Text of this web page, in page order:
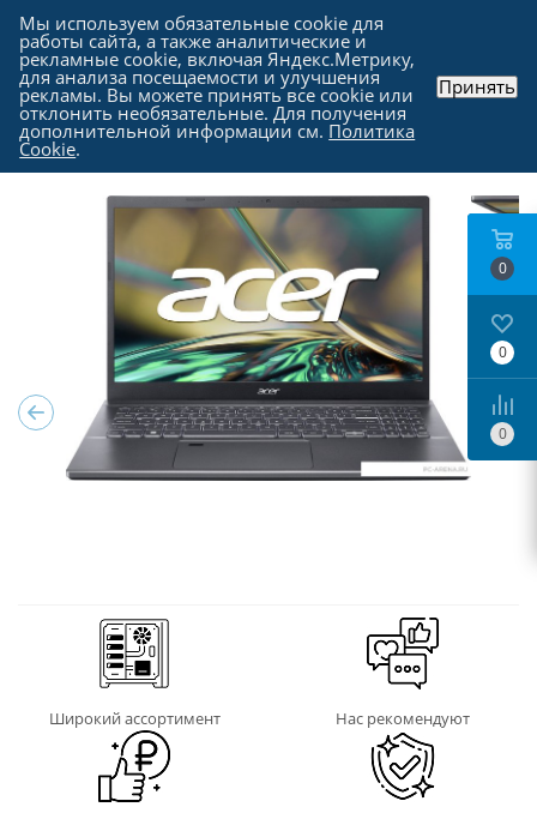
Каталог - Ноутбуки, моноблоки и прочие
-
Ноутбуки в Москве
Широкий ассортимент Нас рекомендуют
0
0
0
Мы используем обязательные cookie для
работы сайта, а также аналитические и
рекламные cookie, включая Яндекс.Метрику,
для анализа посещаемости и улучшения
рекламы. Вы можете принять все cookie или
отклонить необязательные. Для получения
дополнительной информации см. Политика
Cookie.
Принять